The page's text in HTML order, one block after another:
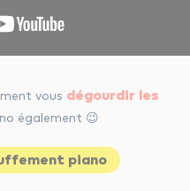
vous dégourdir les
également 😉
piano